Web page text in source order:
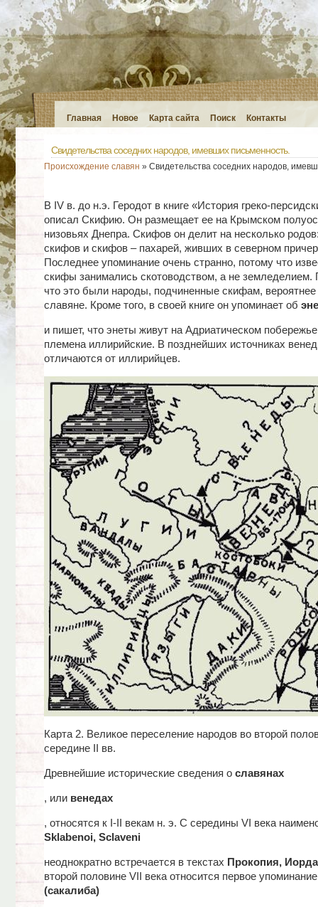
Главная Новое Карта сайта Поиск Контакты
Свидетельства соседних народов, имевших письменность.
Происхождение славян » Свидетельства соседних народов,
В IV в. до н.э. Геродот в книге «История греко-
описал Скифию. Он размещает ее на Крымском
низовьях Днепра. Скифов он делит на несколько
скифов и скифов – пахарей, живших в северном
Последнее упоминание очень странно, потому что
скифы занимались скотоводством, а не земледелием.
что это были народы, подчиненные скифам, вероятнее
славяне. Кроме того, в своей книге он упоминает об
и пишет, что энеты живут на Адриатическом побережье
племена иллирийские. В позднейших источниках
отличаются от иллирийцев.
Карта 2. Великое переселение народов во второй
середине II вв.
Древнейшие исторические сведения о славянах
, или венедах
, относятся к I-II векам н. э. С середины VI века
Sklabenoi, Sclaveni
неоднократно встречается в текстах Прокопия,
второй половине VII века относится первое
(сакалиба)